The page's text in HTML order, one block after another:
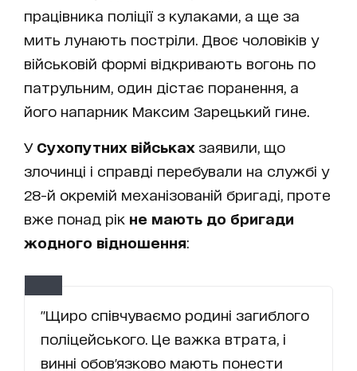
працівника поліції з кулаками, а ще за
мить лунають постріли. Двоє чоловіків у
військовій формі відкривають вогонь по
патрульним, один дістає поранення, а
його напарник Максим Зарецький гине.
У Сухопутних військахзаявили, що
злочинці і справді перебували на службі у
28-й окремій механізованій бригаді, проте
вже понад рік не мають до бригади
жодного відношення:
"Щиро співчуваємо родині загиблого
поліцейського. Це важка втрата, і
винні обов'язково мають понести